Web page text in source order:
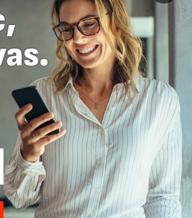
REPLY
REPLY
REPLY